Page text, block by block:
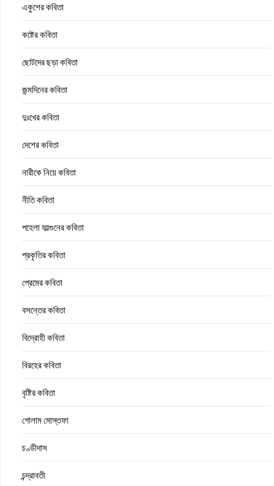
একুশের কবিতা
কষ্টের কবিতা
ছোটদের ছড়া কবিতা
জন্মদিনের কবিতা
দুঃখের কবিতা
দেশের কবিতা
নারীকে নিয়ে কবিতা
নীতি কবিতা
পহেলা ফাল্গুনের কবিতা
প্রকৃতির কবিতা
প্রেমের কবিতা
বসন্তের কবিতা
বিদ্রোহী কবিতা
বিরহের কবিতা
বৃষ্টির কবিতা
গোলাম মোস্তফা
চণ্ডীদাস
চন্দ্রাবতী